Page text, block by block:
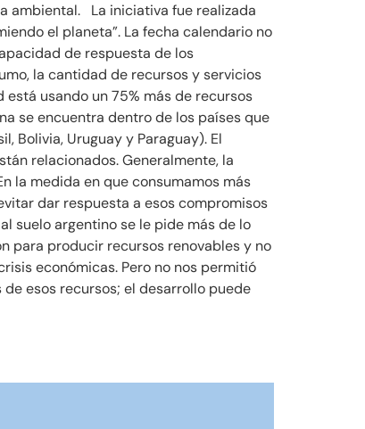
ambiental. La iniciativa fue realizada
el planeta”. La fecha calendario no
de respuesta de los
la cantidad de recursos y servicios
usando un 75% más de recursos
se encuentra dentro de los países que
Bolivia, Uruguay y Paraguay). El
relacionados. Generalmente, la
la medida en que consumamos más
dar respuesta a esos compromisos
suelo argentino se le pide más de lo
para producir recursos renovables y no
económicas. Pero no nos permitió
esos recursos; el desarrollo puede